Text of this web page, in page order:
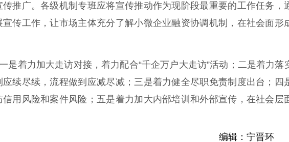
推广。各级机制专班应将宣传推动作为现阶段最重要的工作任务，
传工作，让市场主体充分了解小微企业融资协调机制，在社会面形
着力加大走访对接，着力配合“千企万户大走访”活动；二是着力落
续尽续，流程做到应减尽减；三是着力健全尽职免责制度出台；四
用风险和案件风险；五是着力加大内部培训和外部宣传，在社会层
编辑：宁晋环